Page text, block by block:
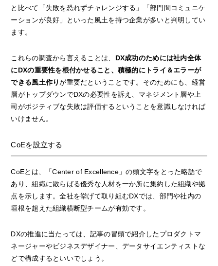
と比べて「失敗を恐れずチャレンジする」「部門間コミュニケ
ーションが良好」といった風土を持つ企業が多いと判明してい
ます。
これらの調査から言えることは、 DX成功のためには社内全体
にDXの重要性を根付かせること、積極的にトライ＆エラーが
できる風土作りが重要だということです。そのためにも、経営
層がトップダウンでDXの必要性を訴え、マネジメント層や上
司がポジティブな失敗は評価するということを意識しなければ
いけません。
CoEを設立する
CoEとは、「Center of Excellence」の頭文字をとった略語で
あり、組織に散らばる優秀な人材を一か所に集約した組織や拠
点を示します。全社を挙げて取り組むDXでは、部門や社内の
垣根を超えた組織横断型チームが有効です。
DXの推進に当たっては、記事の冒頭で紹介したプロダクトマ
ネージャーやビジネスデザイナー、データサイエンティストな
どで構成するといいでしょう。